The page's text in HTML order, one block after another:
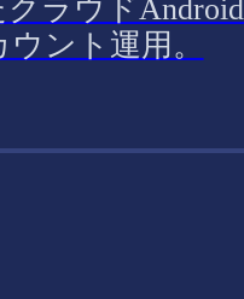
ラウド
ント運用。